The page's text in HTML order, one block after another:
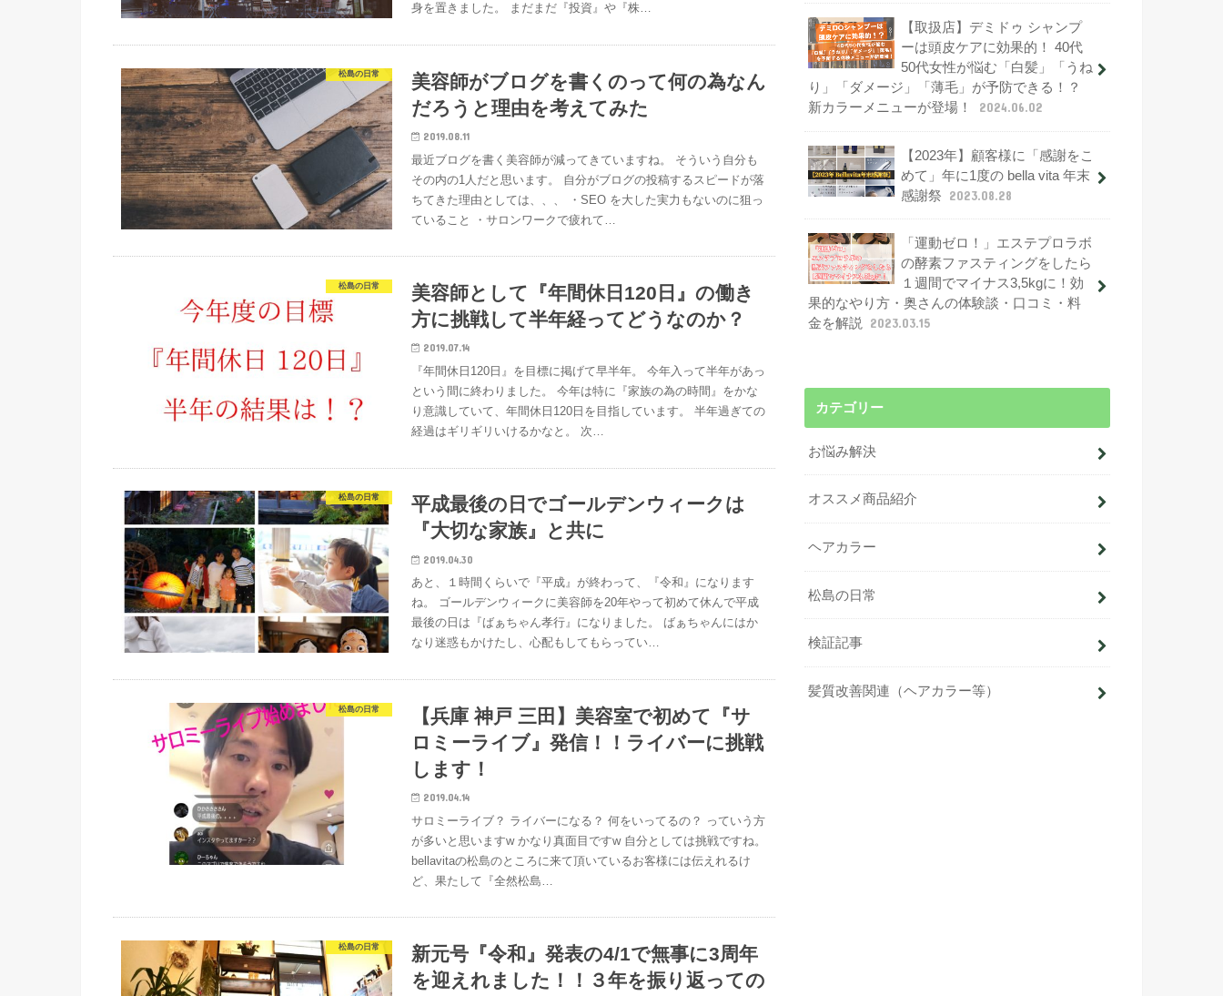
身を置きました。 まだまだ『投資』や『株…
松島の日常
美容師がブログを書くのって何の為なん
だろうと理由を考えてみた
2019.08.11
最近ブログを書く美容師が減ってきていますね。 そういう自分も
その内の1人だと思います。 自分がブログの投稿するスピードが落
ちてきた理由としては、、、 ・SEO を大した実力もないのに狙っ
ていること ・サロンワークで疲れて…
松島の日常
美容師として『年間休日120日』の働き
方に挑戦して半年経ってどうなのか？
2019.07.14
『年間休日120日』を目標に掲げて早半年。 今年入って半年があっ
という間に終わりました。 今年は特に『家族の為の時間』をかな
り意識していて、年間休日120日を目指しています。 半年過ぎての
経過はギリギリいけるかなと。 次…
松島の日常
平成最後の日でゴールデンウィークは
『大切な家族』と共に
2019.04.30
あと、１時間くらいで『平成』が終わって、『令和』になります
ね。 ゴールデンウィークに美容師を20年やって初めて休んで平成
最後の日は『ばぁちゃん孝行』になりました。 ばぁちゃんにはか
なり迷惑もかけたし、心配もしてもらってい…
松島の日常
【兵庫 神戸 三田】美容室で初めて『サ
ロミーライブ』発信！！ライバーに挑戦
します！
2019.04.14
サロミーライブ？ ライバーになる？ 何をいってるの？ っていう方
が多いと思いますw かなり真面目ですw 自分としては挑戦ですね。
bellavitaの松島のところに来て頂いているお客様には伝えれるけ
ど、果たして『全然松島…
松島の日常
新元号『令和』発表の4/1で無事に3周年
を迎えれました！！３年を振り返っての
【取扱店】デミドゥ シャンプ
ーは頭皮ケアに効果的！ 40代
50代女性が悩む「白髪」「うね
り」「ダメージ」「薄毛」が予防できる！？
新カラーメニューが登場！
2024.06.02
【2023年】顧客様に「感謝をこ
めて」年に1度の bella vita 年末
感謝祭
2023.08.28
「運動ゼロ！」エステプロラボ
の酵素ファスティングをしたら
１週間でマイナス3,5kgに！効
果的なやり方・奥さんの体験談・口コミ・料
金を解説
2023.03.15
カテゴリー
お悩み解決
オススメ商品紹介
ヘアカラー
松島の日常
検証記事
髪質改善関連（ヘアカラー等）